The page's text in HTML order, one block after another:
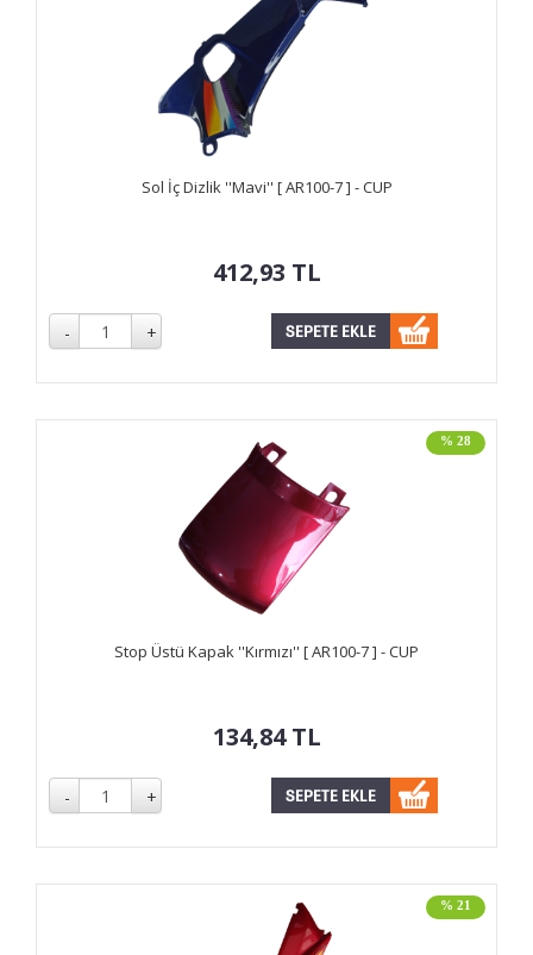
Sol İç Dizlik ''Mavi'' [ AR100-7 ] - CUP
412,93 TL
% 28
Stop Üstü Kapak ''Kırmızı'' [ AR100-7 ] - CUP
134,84TL
% 21